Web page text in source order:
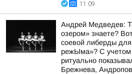
11:09
Андрей Медведев:
озером» знаете?
соевой либерды
режЫма»? С учетом
ритуально
Брежнева,